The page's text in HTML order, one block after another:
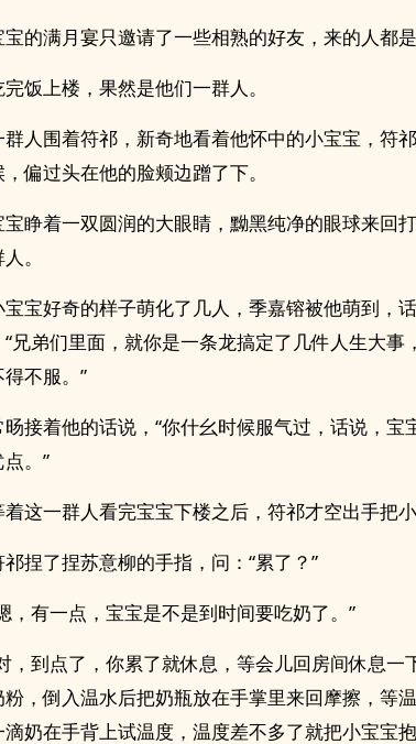
宝的满月宴只邀请了一些相熟的好友，来的人都是
完饭上楼，果然是他们一群人。
群人围着符祁，新奇地看着他怀中的小宝宝，符
偏过头在他的脸颊边蹭了下。
宝睁着一双圆润的大眼睛，黝黑纯净的眼球来回
。
宝宝好奇的样子萌化了几人，季嘉镕被他萌到，
兄弟们里面，就你是一条龙搞定了几件人生大事
不服。”
旸接着他的话说，“你什幺时候服气过，话说，宝
。”
着这一群人看完宝宝下楼之后，符祁才空出手把小
祁捏了捏苏意柳的手指，问：“累了？”
，有一点，宝宝是不是到时间要吃奶了。”
，到点了，你累了就休息，等会儿回房间休息一
，倒入温水后把奶瓶放在手掌里来回摩擦，等
滴奶在手背上试温度，温度差不多了就把小宝宝抱